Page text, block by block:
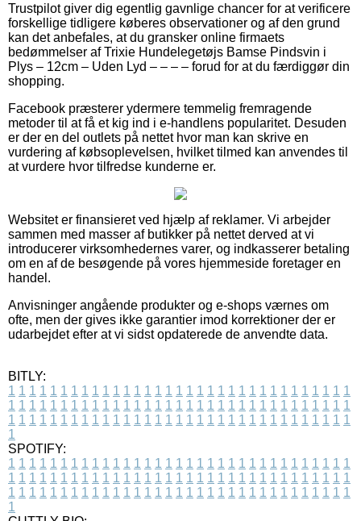
Trustpilot giver dig egentlig gavnlige chancer for at verificere
forskellige tidligere køberes observationer og af den grund
kan det anbefales, at du gransker online firmaets
bedømmelser af Trixie Hundelegetøjs Bamse Pindsvin i
Plys – 12cm – Uden Lyd – – – – forud for at du færdiggør din
shopping.
Facebook præsterer ydermere temmelig fremragende
metoder til at få et kig ind i e-handlens popularitet. Desuden
er der en del outlets på nettet hvor man kan skrive en
vurdering af købsoplevelsen, hvilket tilmed kan anvendes til
at vurdere hvor tilfredse kunderne er.
Websitet er finansieret ved hjælp af reklamer. Vi arbejder
sammen med masser af butikker på nettet derved at vi
introducerer virksomhedernes varer, og indkasserer betaling
om en af de besøgende på vores hjemmeside foretager en
handel.
Anvisninger angående produkter og e-shops værnes om
ofte, men der gives ikke garantier imod korrektioner der er
udarbejdet efter at vi sidst opdaterede de anvendte data.
BITLY:
1 1 1 1 1 1 1 1 1 1 1 1 1 1 1 1 1 1 1 1 1 1 1 1 1 1 1 1 1 1 1 1 1
1 1 1 1 1 1 1 1 1 1 1 1 1 1 1 1 1 1 1 1 1 1 1 1 1 1 1 1 1 1 1 1 1
1 1 1 1 1 1 1 1 1 1 1 1 1 1 1 1 1 1 1 1 1 1 1 1 1 1 1 1 1 1 1 1 1
1
SPOTIFY:
1 1 1 1 1 1 1 1 1 1 1 1 1 1 1 1 1 1 1 1 1 1 1 1 1 1 1 1 1 1 1 1 1
1 1 1 1 1 1 1 1 1 1 1 1 1 1 1 1 1 1 1 1 1 1 1 1 1 1 1 1 1 1 1 1 1
1 1 1 1 1 1 1 1 1 1 1 1 1 1 1 1 1 1 1 1 1 1 1 1 1 1 1 1 1 1 1 1 1
1